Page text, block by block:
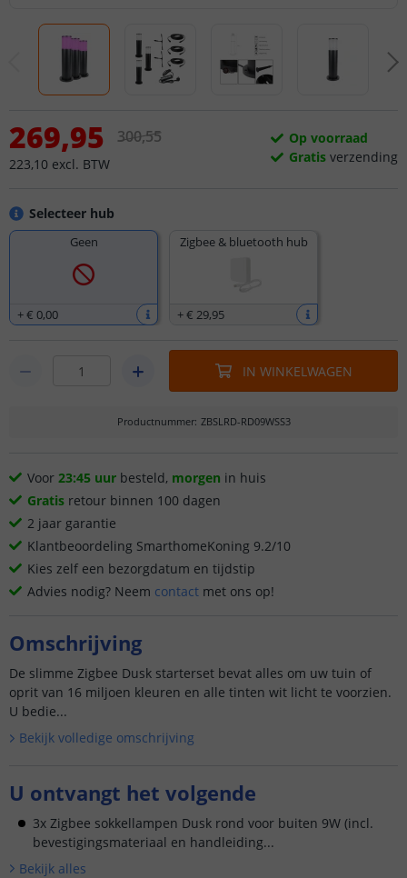
Selecteer hub
Geen
+€ 0,00
Zigbee & bluetooth hub
+€ 29,95
269,95
223,10 excl. BTW
300,55
Op voorraad
Gratis verzending
IN WINKELWAGEN
Productnummer: ZBSLRD-RD09WSS3
Voor 23:45 uur besteld, morgen in huis
Gratis retour binnen 100 dagen
2 jaar garantie
Klantbeoordeling SmarthomeKoning 9.2/10
Kies zelf een bezorgdatum en tijdstip
Advies nodig? Neem contact met ons op!
Omschrijving
De slimme Zigbee Dusk starterset bevat alles om uw tuin of
oprit van 16 miljoen kleuren en alle tinten wit licht te voorzien.
U bedie...
Bekijk volledige omschrijving
U ontvangt het volgende
3x Zigbee sokkellampen Dusk rond voor buiten 9W (incl.
bevestigingsmateriaal en handleiding...
Bekijk alles